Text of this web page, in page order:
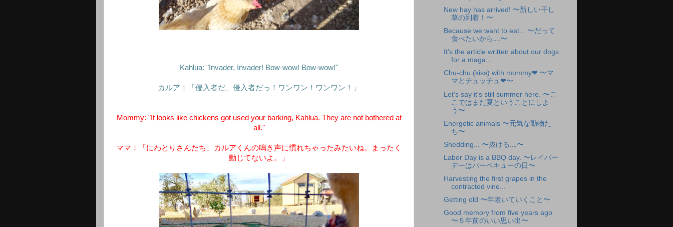
Kahlua: "Invader, Invader! Bow-wow! Bow-wow!"
カルア：「侵入者だ、侵入者だっ！ワンワン！ワンワン！」
Mommy: "It looks like chickens got used your barking, Kahlua. They are not bothered at
all."
ママ：「にわとりさんたち、カルアくんの鳴き声に慣れちゃったみたいね。まったく
動じてないよ。」
New hay has arrived! 〜新しい干し
草の到着！〜
Because we want to eat... 〜だって
食べたいから‥‥〜
It's the article written about our dogs
for a maga...
Chu-chu (kiss) with mommy❤︎ 〜マ
マとチュッチュ❤︎〜
Let's say it's still summer here. 〜こ
こではまだ夏ということにしよ
う〜
Energetic animals 〜元気な動物た
ち〜
Shedding... 〜抜ける‥‥〜
Labor Day is a BBQ day. 〜レイバー
デーはバーベキューの日〜
Harvesting the first grapes in the
contracted vine...
Getting old 〜年老いていくこと〜
Good memory from five years ago
〜５年前のいい思い出〜